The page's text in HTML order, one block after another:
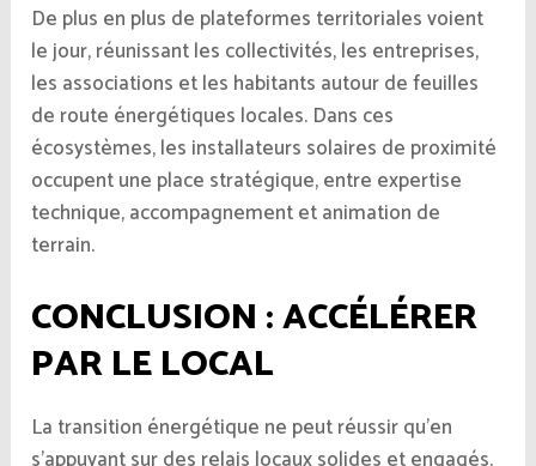
De plus en plus de plateformes territoriales voient
le jour, réunissant les collectivités, les entreprises,
les associations et les habitants autour de feuilles
de route énergétiques locales. Dans ces
écosystèmes, les installateurs solaires de proximité
occupent une place stratégique, entre expertise
technique, accompagnement et animation de
terrain.
CONCLUSION : ACCÉLÉRER
PAR LE LOCAL
La transition énergétique ne peut réussir qu’en